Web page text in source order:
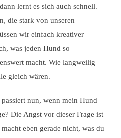
lernt es sich auch schnell.
die stark von unseren
wir einfach kreativer
was jeden Hund so
macht. Wie langweilig
gleich wären.
nun, wenn mein Hund
Die Angst vor dieser Frage ist
eben gerade nicht, was du